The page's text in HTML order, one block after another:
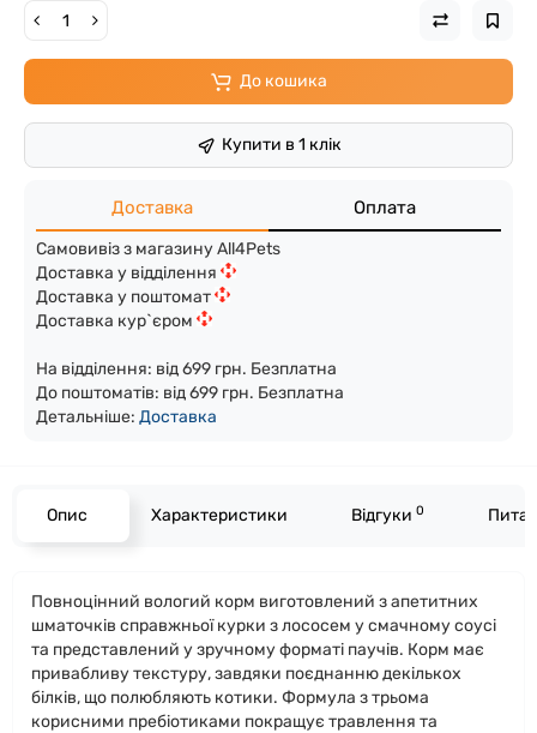
До кошика
Купити в 1 клік
Доставка Оплата
Самовивіз з магазину All4Pets
Доставка у відділення
Доставка у поштомат
Доставка кур`єром
На відділення: від 699 грн. Безплатна
До поштоматів: від 699 грн. Безплатна
Детальніше: Доставка
Опис Характеристики Відгуки 0
Повноцінний вологий корм виготовлений з апетитних
шматочків справжньої курки з лососем у смачному соусі
та представлений у зручному форматі паучів. Корм має
привабливу текстуру, завдяки поєднанню декількох
білків, що полюбляють котики. Формула з трьома
корисними пребіотиками покращує травлення та